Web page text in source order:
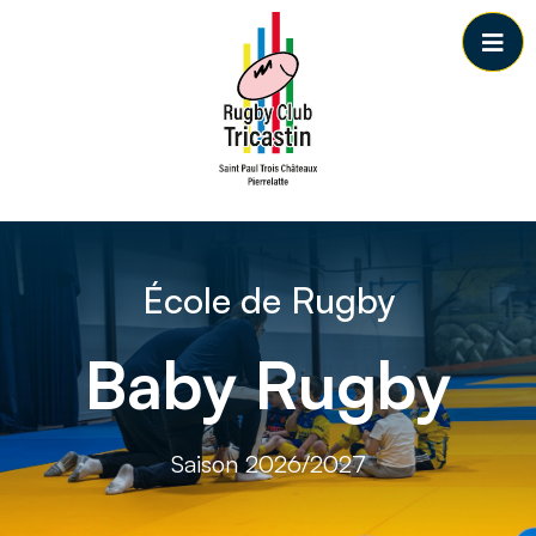
Passer au contenu principal
École de Rugby
Baby Rugby
Saison 2026/2027